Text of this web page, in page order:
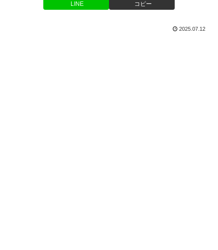
LINE コピー
2025.07.12